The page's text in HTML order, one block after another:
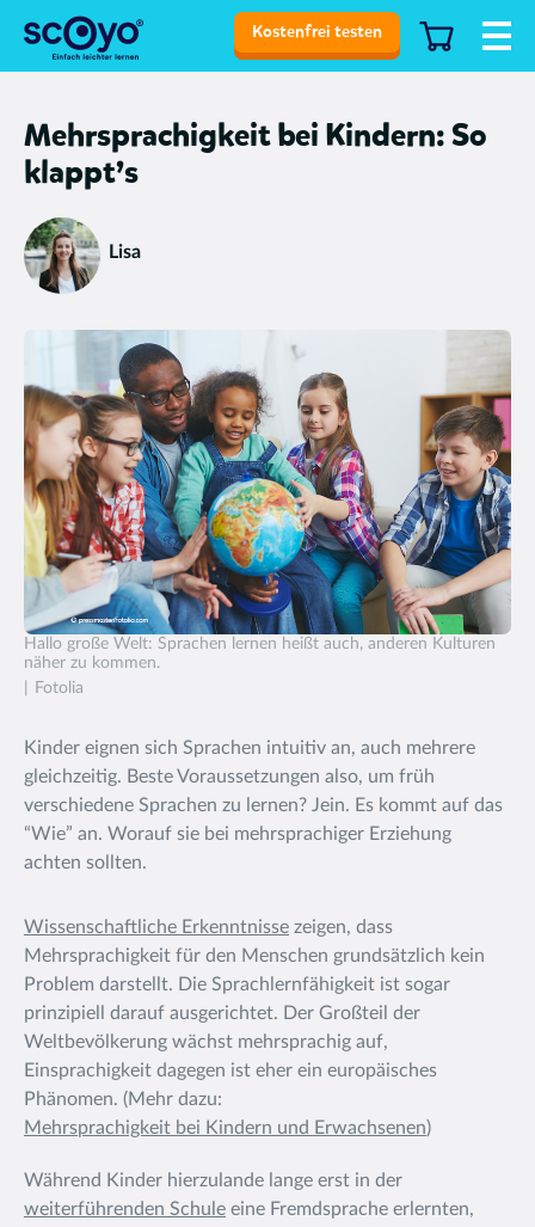
Kostenfrei testen
Mehrsprachigkeit bei Kindern: So
klappt’s
Lisa
Hallo große Welt: Sprachen lernen heißt auch, anderen Kulturen
näher zu kommen.
Fotolia
Kinder eignen sich Sprachen intuitiv an, auch mehrere
gleichzeitig. Beste Voraussetzungen also, um früh
verschiedene Sprachen zu lernen? Jein. Es kommt auf das
“Wie” an. Worauf sie bei mehrsprachiger Erziehung
achten sollten.
Wissenschaftliche Erkenntnisse zeigen, dass
Mehrsprachigkeit für den Menschen grundsätzlich kein
Problem darstellt. Die Sprachlernfähigkeit ist sogar
prinzipiell darauf ausgerichtet. Der Großteil der
Weltbevölkerung wächst mehrsprachig auf,
Einsprachigkeit dagegen ist eher ein europäisches
Phänomen. (Mehr dazu:
Mehrsprachigkeit bei Kindern und Erwachsenen)
Während Kinder hierzulande lange erst in der
weiterführenden Schule eine Fremdsprache erlernten,